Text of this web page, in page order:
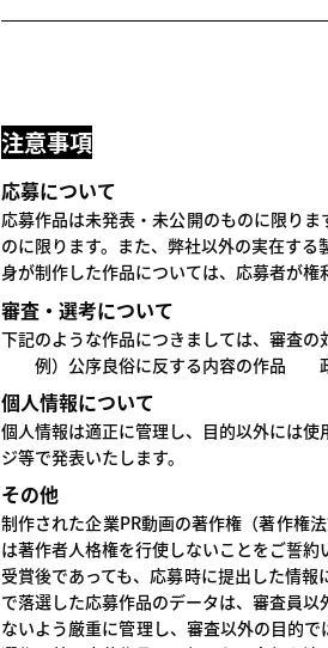
注意事項
応募について
応募作品は未発表・未公開のものに限り
のに限ります。また、弊社以外の実在す
身が制作した作品については、応募者が権
審査・選考について
下記のような作品につきましては、審査の
例）公序良俗に反する内容の作品 政
個人情報について
個人情報は適正に管理し、目的以外には
ジ等で発表いたします。
その他
制作された企業PR動画の著作権（著作権
は著作者人格権を行使しないことをご誓約
受賞後であっても、応募時に提出した情
で落選した応募作品のデータは、審査員以
ないよう厳重に管理し、審査以外の目的